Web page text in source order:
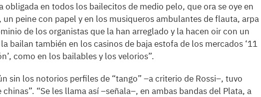
obligada en todos los bailecitos de medio pelo, que ora se oye en
peine con papel y en los musiqueros ambulantes de flauta, arpa
de los organistas que la han arreglado y la hacen oir con un
bailan también en los casinos de baja estofa de los mercados ‘11
como en los bailables y los velorios”.
sin los notorios perfiles de “tango” –a criterio de Rossi–, tuvo
“Se les llama así –señala–, en ambas bandas del Plata, a